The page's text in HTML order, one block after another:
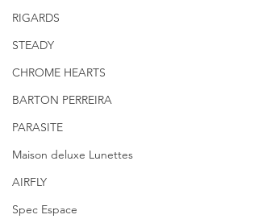
RIGARDS
STEADY
CHROME HEARTS
BARTON PERREIRA
PARASITE
Maison deluxe Lunettes
AIRFLY
Spec Espace